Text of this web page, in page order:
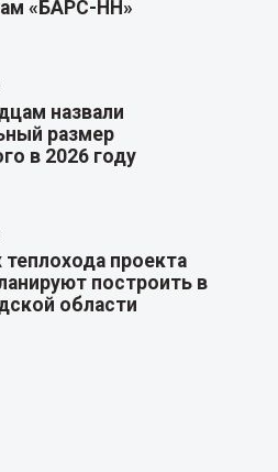
«БАРС-НН»
назвали
размер
в 2026 году
проекта
построить в
области